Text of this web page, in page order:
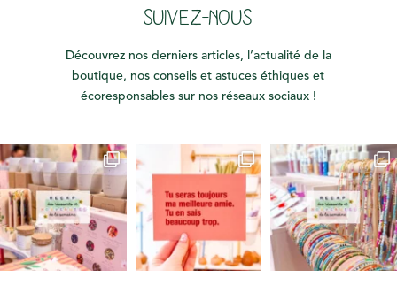
SUIVEZ-NOUS
Découvrez nos derniers articles, l’actualité de la
boutique, nos conseils et astuces éthiques et
écoresponsables sur nos réseaux sociaux !